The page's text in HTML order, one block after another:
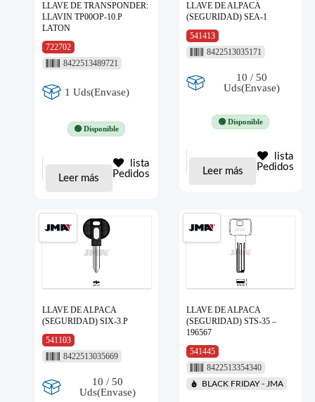
LLAVE DE TRANSPONDER:
LLAVIN TP00OP-10.P
LATON
722702
8422513489721
1 Uds(Envase)
🟢 Disponible
Leer más
lista
Pedidos
LLAVE DE ALPACA
(SEGURIDAD) SEA-1
541413
8422513035171
10 / 50
Uds(Envase)
🟢 Disponible
Leer más
lista
Pedidos
LLAVE DE ALPACA
(SEGURIDAD) SIX-3.P
541103
8422513035669
10 / 50
Uds(Envase)
LLAVE DE ALPACA
(SEGURIDAD) STS-35 –
196567
541445
8422513354340
BLACK FRIDAY - JMA